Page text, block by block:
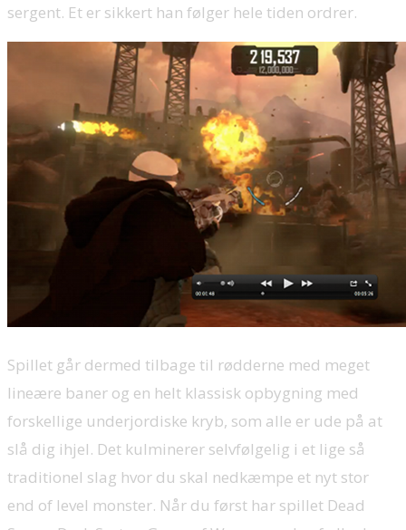
sergent. Et er sikkert han følger hele tiden ordrer.
Spillet går dermed tilbage til rødderne med meget
lineære baner og en helt klassisk opbygning med
forskellige underjordiske kryb, som alle er ude på at
slå dig ihjel. Det kulminerer selvfølgelig i et lige så
traditionel slag hvor du skal nedkæmpe et nyt stor
end of level monster. Når du først har spillet Dead